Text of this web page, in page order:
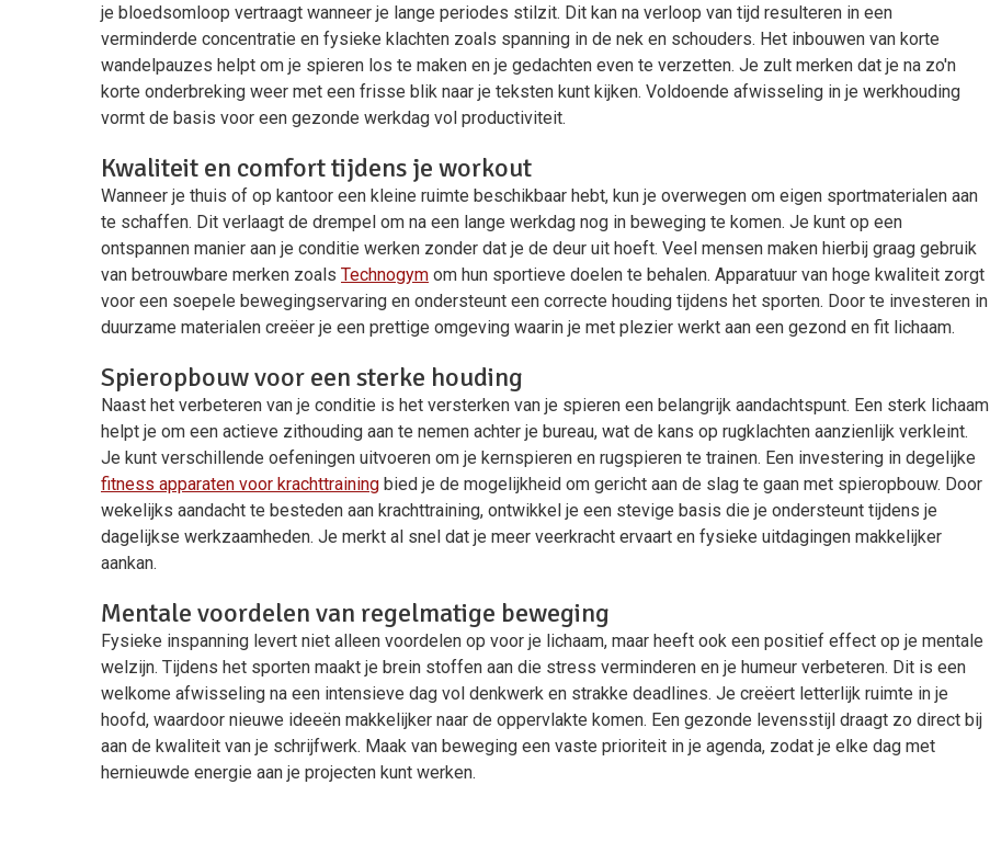
je bloedsomloop vertraagt wanneer je lange periodes stilzit. Dit kan na verloop van tijd resulteren in een
verminderde concentratie en fysieke klachten zoals spanning in de nek en schouders. Het inbouwen van korte
wandelpauzes helpt om je spieren los te maken en je gedachten even te verzetten. Je zult merken dat je na zo'n
korte onderbreking weer met een frisse blik naar je teksten kunt kijken. Voldoende afwisseling in je werkhouding
vormt de basis voor een gezonde werkdag vol productiviteit.
Kwaliteit en comfort tijdens je workout
Wanneer je thuis of op kantoor een kleine ruimte beschikbaar hebt, kun je overwegen om eigen sportmaterialen aan
te schaffen. Dit verlaagt de drempel om na een lange werkdag nog in beweging te komen. Je kunt op een
ontspannen manier aan je conditie werken zonder dat je de deur uit hoeft. Veel mensen maken hierbij graag gebruik
van betrouwbare merken zoals Technogym om hun sportieve doelen te behalen. Apparatuur van hoge kwaliteit zorgt
voor een soepele bewegingservaring en ondersteunt een correcte houding tijdens het sporten. Door te investeren in
duurzame materialen creëer je een prettige omgeving waarin je met plezier werkt aan een gezond en fit lichaam.
Spieropbouw voor een sterke houding
Naast het verbeteren van je conditie is het versterken van je spieren een belangrijk aandachtspunt. Een sterk lichaam
helpt je om een actieve zithouding aan te nemen achter je bureau, wat de kans op rugklachten aanzienlijk verkleint.
Je kunt verschillende oefeningen uitvoeren om je kernspieren en rugspieren te trainen. Een investering in degelijke
fitness apparaten voor krachttraining bied je de mogelijkheid om gericht aan de slag te gaan met spieropbouw. Door
wekelijks aandacht te besteden aan krachttraining, ontwikkel je een stevige basis die je ondersteunt tijdens je
dagelijkse werkzaamheden. Je merkt al snel dat je meer veerkracht ervaart en fysieke uitdagingen makkelijker
aankan.
Mentale voordelen van regelmatige beweging
Fysieke inspanning levert niet alleen voordelen op voor je lichaam, maar heeft ook een positief effect op je mentale
welzijn. Tijdens het sporten maakt je brein stoffen aan die stress verminderen en je humeur verbeteren. Dit is een
welkome afwisseling na een intensieve dag vol denkwerk en strakke deadlines. Je creëert letterlijk ruimte in je
hoofd, waardoor nieuwe ideeën makkelijker naar de oppervlakte komen. Een gezonde levensstijl draagt zo direct bij
aan de kwaliteit van je schrijfwerk. Maak van beweging een vaste prioriteit in je agenda, zodat je elke dag met
hernieuwde energie aan je projecten kunt werken.